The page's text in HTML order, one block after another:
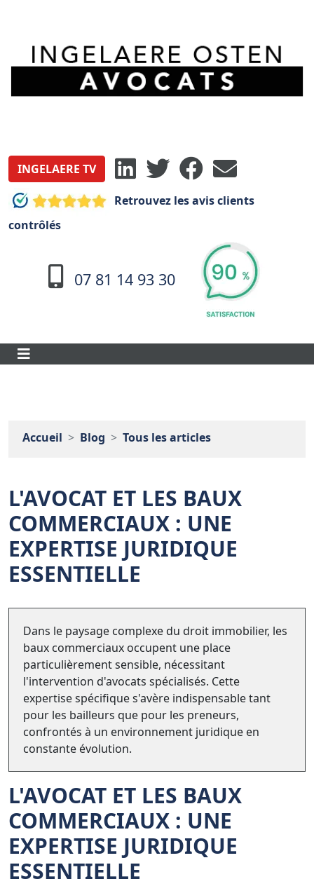
INGELAERE TV
Retrouvez les avis clients
contrôlés
07 81 14 93 30
Accueil Blog Tous les articles
L'AVOCAT ET LES BAUX
COMMERCIAUX : UNE
EXPERTISE JURIDIQUE
ESSENTIELLE
Dans le paysage complexe du droit immobilier, les
baux commerciaux occupent une place
particulièrement sensible, nécessitant
l'intervention d'avocats spécialisés. Cette
expertise spécifique s'avère indispensable tant
pour les bailleurs que pour les preneurs,
confrontés à un environnement juridique en
constante évolution.
L'AVOCAT ET LES BAUX
COMMERCIAUX : UNE
EXPERTISE JURIDIQUE
ESSENTIELLE